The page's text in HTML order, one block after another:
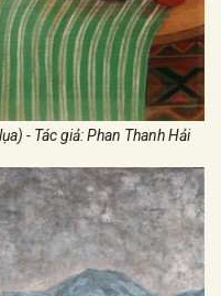
- Tác giả: Phan Thanh Hải